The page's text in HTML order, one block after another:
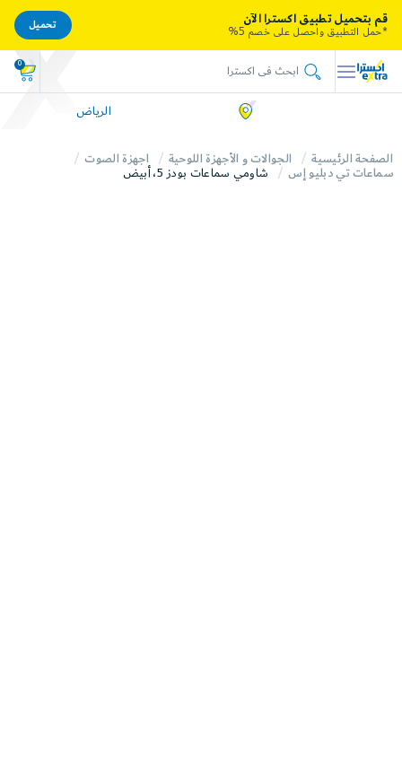
0
الرياض
الصفحة الرئيسية الجوالات و الأجهزة اللوحية
اجهزة الصوت
سماعات تي دبليو إس
شاومي سماعات بودز 5، أبيض
قم بتحميل تطبيق اكسترا الآن
*حمل التطبيق واحصل على خصم 5%
تحميل